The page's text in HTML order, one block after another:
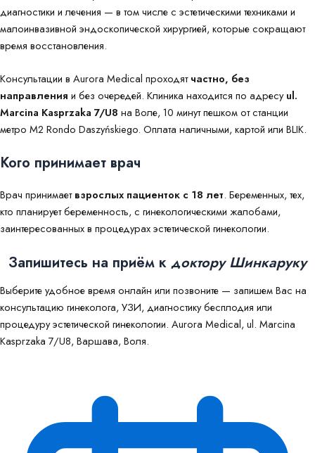
диагностики и лечения — в том числе с эстетическими техниками и
малоинвазивной эндоскопической хирургией, которые сокращают
время восстановления.
Консультации в Aurora Medical проходятчастно, без
направления и без очередей. Клиника находится по адресуul.
Marcina Kasprzaka 7/U8 на Воле, 10 минут пешком от станции
метро M2 Rondo Daszyńskiego. Оплата наличными, картой или BLIK.
Кого принимает врач
Врач принимаетвзрослых пациенток с 18 лет. Беременных, тех,
кто планирует беременность, с гинекологическими жалобами,
заинтересованных в процедурах эстетической гинекологии.
Запишитесь на приём к доктору Шинкаруку
Выберите удобное время онлайн или позвоните — запишем Вас на
консультацию гинеколога, УЗИ, диагностику бесплодия или
процедуру эстетической гинекологии. Aurora Medical, ul. Marcina
Kasprzaka 7/U8, Варшава, Воля.